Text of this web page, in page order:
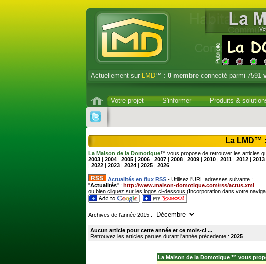
Actuellement sur LMD™ : 0 membre connecté parmi 7591
Votre projet S'informer Produits &
La LMD™
La Maison de la Domotique™ vous propose de retrouver les articles
2003 | 2004 | 2005 | 2006 | 2007 | 2008 | 2009 | 2010 | 2011 | 2012 | 2013
| 2022 | 2023 | 2024 | 2025 | 2026
Actualités en flux RSS - Utilisez l'URL adresses suivante :
"Actualités" : http://www.maison-domotique.com/rss/actus.xml
ou bien cliquez sur les logos ci-dessous (Incorporation dans votre
Archives de l'année 2015 :
Aucun article pour cette année et ce mois-ci ...
Retrouvez les articles parues durant l'année précedente : 2025
La Maison de la Domotique ™ vous